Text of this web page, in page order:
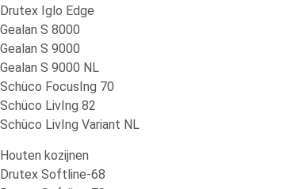
Drutex Iglo Edge
Gealan S 8000
Gealan S 9000
Gealan S 9000 NL
Schüco FocusIng 70
Schüco LivIng 82
Schüco LivIng Variant NL
Houten kozijnen
Drutex Softline-68